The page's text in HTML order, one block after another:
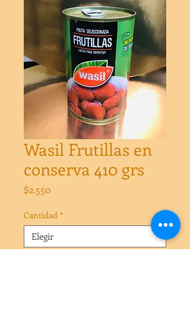
Wasil Frutillas en
conserva 410 grs
$2.550Precio
Cantidad *